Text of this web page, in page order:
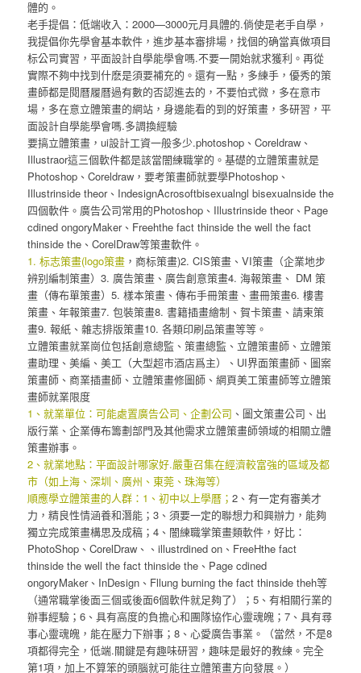
體的。
老手提倡：低端收入：2000—3000元月具體的.倘使是老手自學，
我提倡你先學會基本軟件，進步基本審排場，找個的确當真做項目
标公司實習，平面設計自學能學會嗎.不要一開始就求獲利。再從
實際不夠中找到什麽是須要補充的。還有一點，多練手，優秀的策
畫師都是閱曆履曆過有數的否認進去的，不要怕式微，多在意市
場，多在意立體策畫的網站，身邊能看的到的好策畫，多研習，平
面設計自學能學會嗎.多調換經驗
要搞立體策畫，ui設計工資一般多少.photoshop、Coreldraw、
Illustraor這三個軟件都是該當闇練職掌的。基礎的立體策畫就是
Photoshop、Coreldraw，要考策畫師就要學Photoshop、
Illustrinside theor、IndesignAcrosoftbisexualngl bisexualnside the
四個軟件。廣告公司常用的Photoshop、Illustrinside theor、Page
cdined ongoryMaker、Freehthe fact thinside the well the fact
thinside the、CorelDraw等策畫軟件。
1. 标志策畫(logo策畫，商标策畫)2. CIS策畫、VI策畫（企業地步
辨别編制策畫）3. 廣告策畫、廣告創意策畫4. 海報策畫、 DM 策
畫（傳布單策畫）5. 樣本策畫、傳布手冊策畫、畫冊策畫6. 樓書
策畫、年報策畫7. 包裝策畫8. 書籍插畫繪制、賀卡策畫、請柬策
畫9. 報紙、雜志排版策畫10. 各類印刷品策畫等等。
立體策畫就業崗位包括創意總監、策畫總監、立體策畫師、立體策
畫助理、美編、美工（大型超市酒店爲主）、UI界面策畫師、圖案
策畫師、商業插畫師、立體策畫修圖師、網頁美工策畫師等立體策
畫師就業限度
1、就業單位：可能處置廣告公司、企劃公司 、圖文策畫公司、出
版行業、企業傳布籌劃部門及其他需求立體策畫師領域的相關立體
策畫辦事。
2、就業地點：平面設計哪家好.嚴重召集在經濟較富強的區域及都
市（如上海、深圳、廣州、東莞、珠海等）
順應學立體策畫的人群：1、初中以上學曆； 2、有一定有審美才
力，精良性情涵養和潛能；3、須要一定的聯想力和興辦力，能夠
獨立完成策畫構思及成稿；4、闇練職掌策畫類軟件，好比：
PhotoShop、CorelDraw、、illustrdined on、FreeHthe fact
thinside the well the fact thinside the、Page cdined
ongoryMaker、InDesign、Fllung burning the fact thinside theh等
（通常職掌後面三個或後面6個軟件就足夠了）；5、有相關行業的
辦事經驗；6、具有高度的負擔心和團隊協作心靈魂魄；7、具有尋
事心靈魂魄，能在壓力下辦事；8、心愛廣告事業。（當然，不是8
項都得完全，低端.關鍵是有趣味研習，趣味是最好的教練。完全
第1項，加上不算笨的頭腦就可能往立體策畫方向發展。）